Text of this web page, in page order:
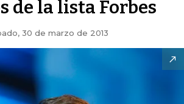
de la lista Forbes
30 de marzo de 2013